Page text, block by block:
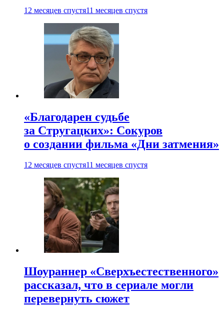
12 месяцев спустя11 месяцев спустя
«Благодарен судьбе
за Стругацких»: Сокуров
о создании фильма «Дни затмения»
12 месяцев спустя11 месяцев спустя
Шоураннер «Сверхъестественного»
рассказал, что в сериале могли
перевернуть сюжет